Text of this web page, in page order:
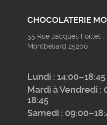
CHOCOLATERIE
55 Rue Jacques Foillet
Montbéliard 25200
Lundi : 14:00–18:45
Mardi à Vendredi :
18:45
Samedi :